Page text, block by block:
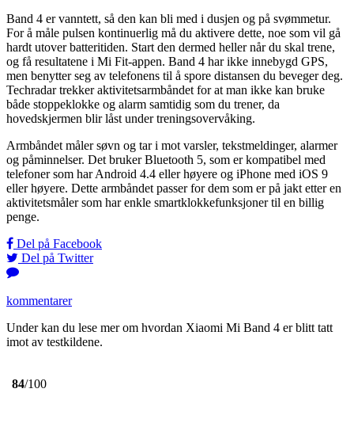
Band 4 er vanntett, så den kan bli med i dusjen og på svømmetur.
For å måle pulsen kontinuerlig må du aktivere dette, noe som vil gå
hardt utover batteritiden. Start den dermed heller når du skal trene,
og få resultatene i Mi Fit-appen. Band 4 har ikke innebygd GPS,
men benytter seg av telefonens til å spore distansen du beveger deg.
Techradar trekker aktivitetsarmbåndet for at man ikke kan bruke
både stoppeklokke og alarm samtidig som du trener, da
hovedskjermen blir låst under treningsovervåking.
Armbåndet måler søvn og tar i mot varsler, tekstmeldinger, alarmer
og påminnelser. Det bruker Bluetooth 5, som er kompatibel med
telefoner som har Android 4.4 eller høyere og iPhone med iOS 9
eller høyere. Dette armbåndet passer for dem som er på jakt etter en
aktivitetsmåler som har enkle smartklokkefunksjoner til en billig
penge.
Del på Facebook
Del på Twitter
kommentarer
Under kan du lese mer om hvordan Xiaomi Mi Band 4 er blitt tatt
imot av testkildene.
84/100